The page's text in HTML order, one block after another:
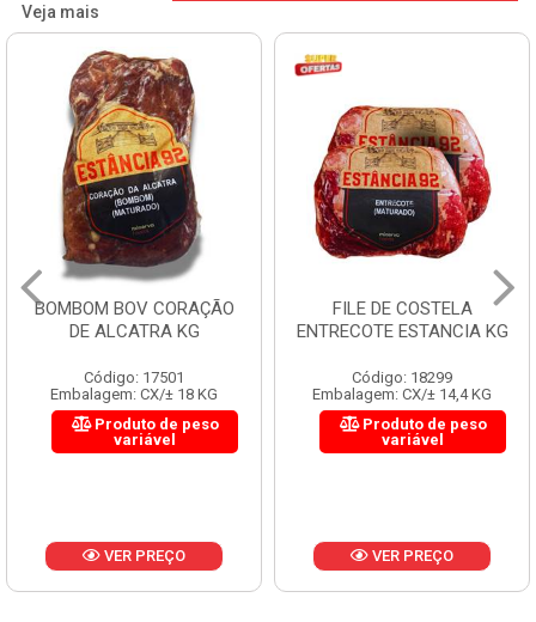
Veja mais
BOMBOM BOV CORAÇÃO
DE ALCATRA KG
Código: 17501
Embalagem: CX/± 18 KG
Produto de peso
variável
VER PREÇO
FILE DE COSTELA
ENTRECOTE ESTANCIA KG
Código: 18299
Embalagem: CX/± 14,4 KG
Produto de peso
variável
VER PREÇO